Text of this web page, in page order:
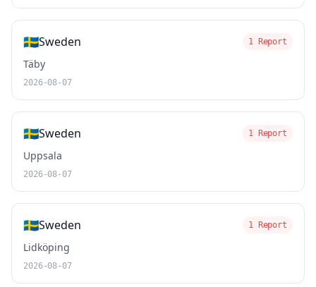
🇸🇪Sweden 1 Report
Täby
2026-08-07
🇸🇪Sweden 1 Report
Uppsala
2026-08-07
🇸🇪Sweden 1 Report
Lidköping
2026-08-07